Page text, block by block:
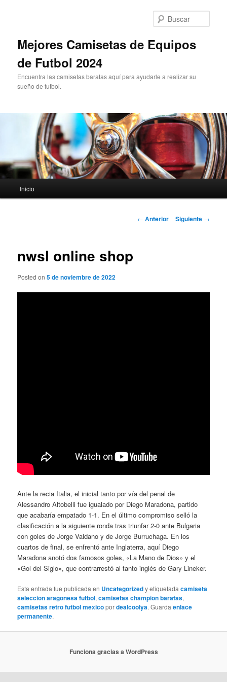
Mejores Camisetas de Equipos
de Futbol 2024
Encuentra las camisetas baratas aquí para ayudarle a realizar su
sueño de futbol.
principal
Inicio
Navegación
← Anterior Siguiente →
nwsl online shop
Posted on5 de noviembre de 2022
Ante la recia Italia, el inicial tanto por vía del penal de
Alessandro Altobelli fue igualado por Diego Maradona, partido
que acabaría empatado 1-1. En el último compromiso selló la
clasificación a la siguiente ronda tras triunfar 2-0 ante Bulgaria
con goles de Jorge Valdano y de Jorge Burruchaga. En los
cuartos de final, se enfrentó ante Inglaterra, aquí Diego
Maradona anotó dos famosos goles, «La Mano de Dios» y el
«Gol del Siglo», que contrarrestó al tanto inglés de Gary Lineker.
Esta entrada fue publicada en Uncategorizedy etiquetadacamiseta
seleccion aragonesa futbol,camisetas champion baratas,
camisetas retro futbol mexicopordealcoolya. Guardaenlace
permanente.
Funciona gracias a WordPress